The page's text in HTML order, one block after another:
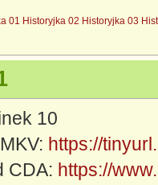
01 Historyjka 02 Historyjka 03
10
https://
CDA: https://